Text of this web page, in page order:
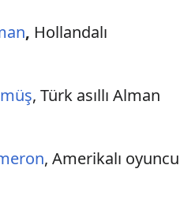
, Hollandalı
, Türk asıllı Alman
, Amerikalı oyuncu